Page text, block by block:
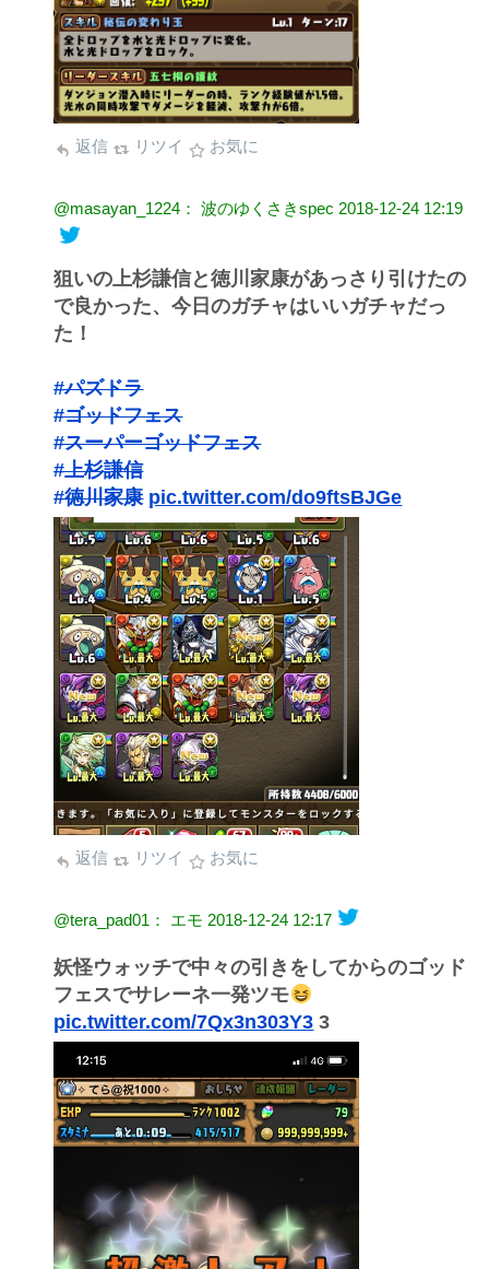
返信 リツイ お気に
@masayan_1224： 波のゆくさきspec 2018-12-24 12:19
狙いの上杉謙信と徳川家康があっさり引けたの
で良かった、今日のガチャはいいガチャだっ
た！
#パズドラ
#ゴッドフェス
#スーパーゴッドフェス
#上杉謙信
#徳川家康 pic.twitter.com/do9ftsBJGe
返信 リツイ お気に
@tera_pad01： エモ 2018-12-24 12:17
妖怪ウォッチで中々の引きをしてからのゴッド
フェスでサレーネ一発ツモ
pic.twitter.com/7Qx3n303Y3 3